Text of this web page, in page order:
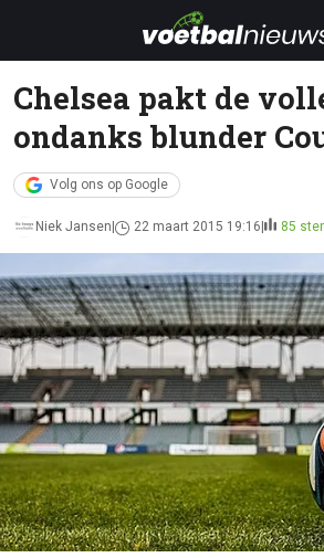
Chelsea pakt de
ondanks blunder
Volg ons op Google
Niek Jansen 22 maart 2015 19:16 85